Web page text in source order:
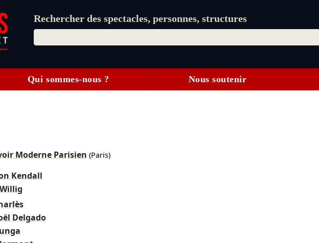
Rechercher des spectacles, personnes, structures
Qui sommes-nous ? Nous soutenir
Moderne Parisien (Paris)
Kendall
Delgado